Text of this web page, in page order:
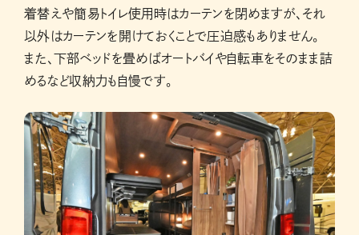
着替えや簡易トイレ使用時はカーテンを閉めますが、それ
以外はカーテンを開けておくことで圧迫感もありません。
また、下部ベッドを畳めばオートバイや自転車をそのまま詰
めるなど収納力も自慢です。